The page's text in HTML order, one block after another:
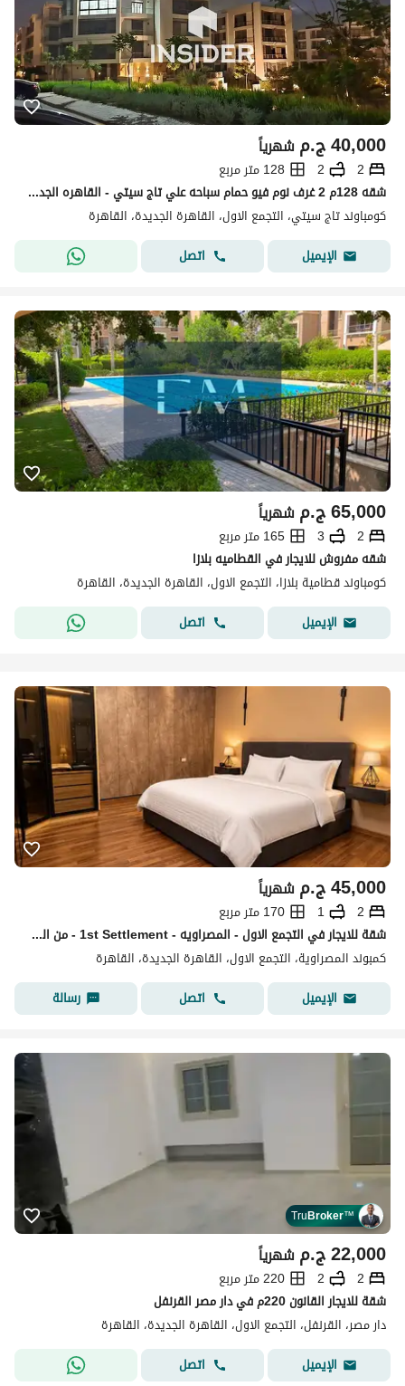
ج.م40,000 شهرياً
2
2
128 متر مربع
شقه 128م 2 غرف نوم فيو حمام سباحه علي تاج سيتي - القاهره الجديده
كومباوند تاج سيتي، التجمع الاول، القاهرة الجديدة، القاهرة
الإيميل
اتصل
ج.م65,000 شهرياً
2
3
165 متر مربع
شقه مفروش للايجار في القطاميه بلازا
كومباوند قطامية بلازا، التجمع الاول، القاهرة الجديدة، القاهرة
الإيميل
اتصل
ج.م45,000 شهرياً
2
1
170 متر مربع
شقة للايجار في التجمع الاول - المصراويه - 1st Settlement - من المالك
كمبوند المصراوية، التجمع الاول، القاهرة الجديدة، القاهرة
الإيميل
اتصل رسالة
TruBroker™
ج.م22,000 شهرياً
2
2
220 متر مربع
شقة للايجار القانون 220م في دار مصر القرنفل
دار مصر، القرنفل، التجمع الاول، القاهرة الجديدة، القاهرة
الإيميل
اتصل